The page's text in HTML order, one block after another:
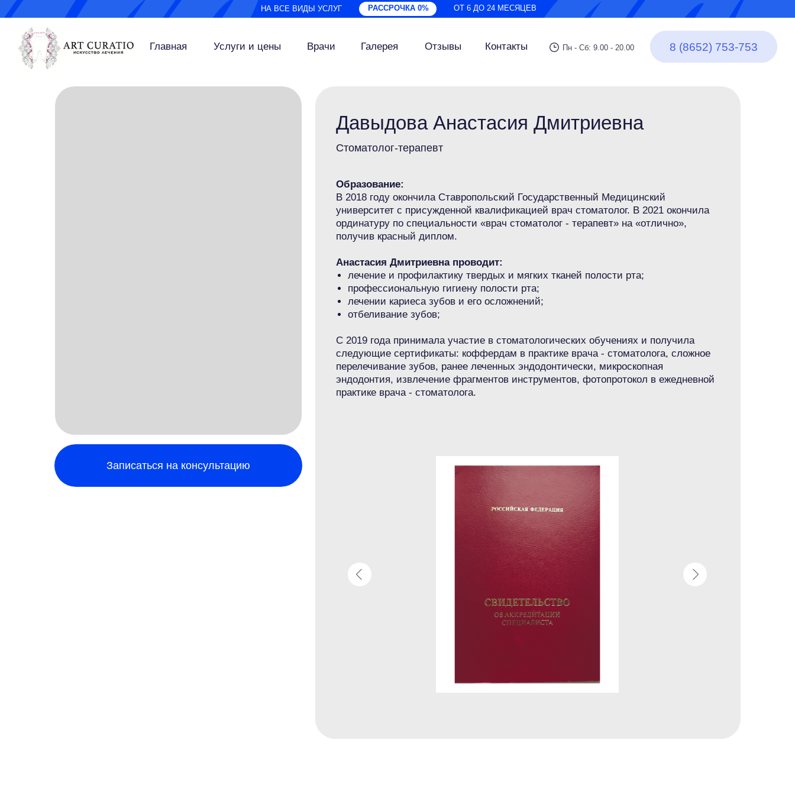
РАССРОЧКА 0% ОТ 6 ДО 24 МЕСЯЦЕВ
НА ВСЕ ВИДЫ УСЛУГ
Главная Пн - Сб: 9.00 - 20.00 8 (8652) 753-753
Врачи Галерея Отзывы Контакты
Услуги и цены 8 (8652) 753-753
Давыдова Анастасия Дмитриевна
Стоматолог-терапевт
Записаться на консультацию
Образование:
В 2018 году окончила Ставропольский Государственный Медицинский
университет с присужденной квалификацией врач стоматолог. В 2021 окончила
ординатуру по специальности «врач стоматолог - терапевт» на «отлично»,
получив красный диплом.
Анастасия Дмитриевна проводит:
лечение и профилактику твердых и мягких тканей полости рта;
профессиональную гигиену полости рта;
лечении кариеса зубов и его осложнений;
отбеливание зубов;
С 2019 года принимала участие в стоматологических обучениях и получила
следующие сертификаты: коффердам в практике врача - стоматолога, сложное
перелечивание зубов, ранее леченных эндодонтически, микроскопная
эндодонтия, извлечение фрагментов инструментов, фотопротокол в ежедневной
практике врача - стоматолога.